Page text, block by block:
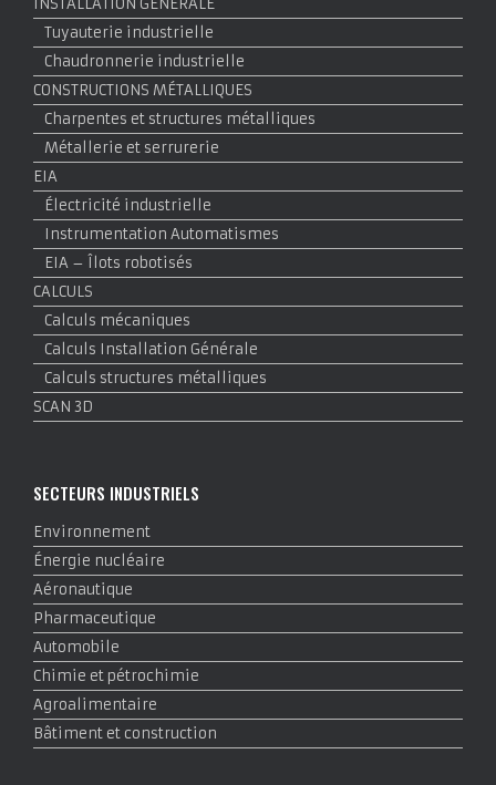
INSTALLATION GÉNÉRALE
Tuyauterie industrielle
Chaudronnerie industrielle
CONSTRUCTIONS MÉTALLIQUES
Charpentes et structures métalliques
Métallerie et serrurerie
EIA
Électricité industrielle
Instrumentation Automatismes
EIA – Îlots robotisés
CALCULS
Calculs mécaniques
Calculs Installation Générale
Calculs structures métalliques
SCAN 3D
SECTEURS INDUSTRIELS
Environnement
Énergie nucléaire
Aéronautique
Pharmaceutique
Automobile
Chimie et pétrochimie
Agroalimentaire
Bâtiment et construction